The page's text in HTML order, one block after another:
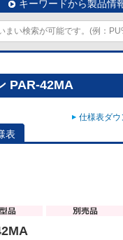
キーワードから製品情
PAR-42MA
仕様表ダ
表